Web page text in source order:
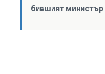
бившият